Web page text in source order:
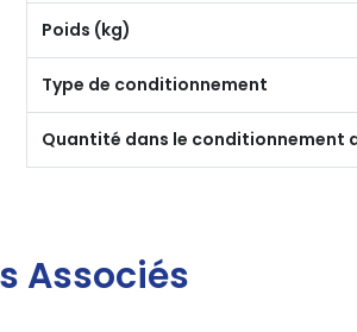
Poids (kg)
Type de conditionnement
Quantité dans le conditionnement
Associés